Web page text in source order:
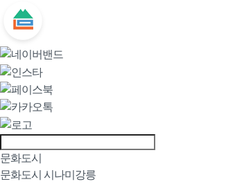
문화도시
문화도시 시나미강릉